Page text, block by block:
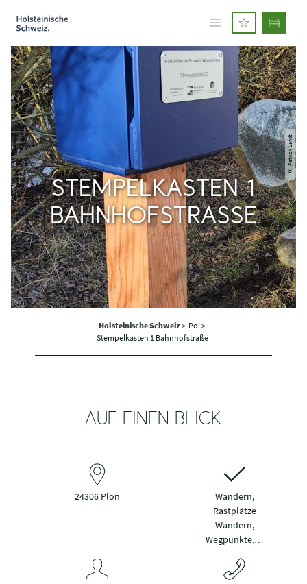
© Patrick Landt
STEMPELKASTEN 1
BAHNHOFSTRASSE
Holsteinische Schweiz> Poi >
Stempelkasten 1 Bahnhofstraße
AUF EINEN BLICK
24306 Plön
Wandern,
Rastplätze
Wandern,
Wegpunkte,…